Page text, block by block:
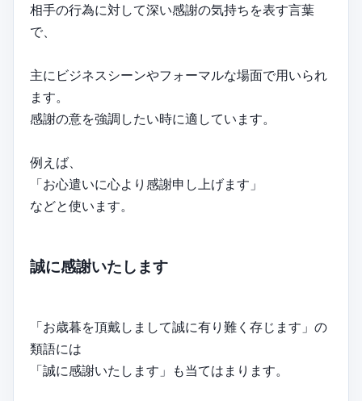
相手の行為に対して深い感謝の気持ちを表す言葉
で、
主にビジネスシーンやフォーマルな場面で用いられ
ます。
感謝の意を強調したい時に適しています。
例えば、
「お心遣いに心より感謝申し上げます」
などと使います。
誠に感謝いたします
「お歳暮を頂戴しまして誠に有り難く存じます」の
類語には
「誠に感謝いたします」も当てはまります。